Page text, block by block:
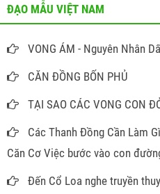
ĐẠO MẪU VIỆT NAM
VONG ÁM - Nguyên Nhân
CĂN ĐỒNG BỐN PHỦ
TẠI SAO CÁC VONG CON
Các Thanh Đồng Cần Làm
Căn Cơ Việc bước vào con
Đến Cổ Loa nghe truyền